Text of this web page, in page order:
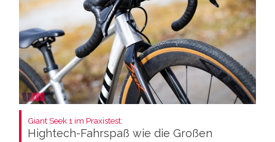
Giant Seek 1 im Praxistest:
Hightech-Fahrspaß wie die Großen